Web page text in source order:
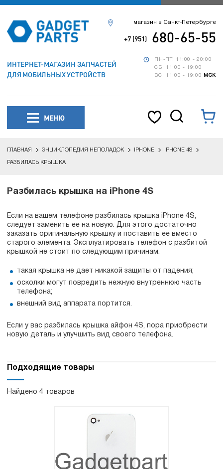
ИНТЕРНЕТ-МАГАЗИН ЗАПЧАСТЕЙ
ДЛЯ МОБИЛЬНЫХ УСТРОЙСТВ
ПН-ПТ: 11:00 - 20:00
СБ: 11:00 - 19:00
ВС: 11:00 - 19:00
МСК
магазин в Санкт-Петербурге
+7 (951) 680-65-55
МЕНЮ
ГЛАВНАЯ ЭНЦИКЛОПЕДИЯ НЕПОЛАДОК IPHONE IPHONE 4S
РАЗБИЛАСЬ КРЫШКА
Разбилась крышка на iPhone 4S
Если на вашем телефоне разбилась крышка iPhone 4S,
следует заменить ее на новую. Для этого достаточно
заказать оригинальную крышку и поставить ее вместо
старого элемента. Эксплуатировать телефон с разбитой
крышкой не стоит по следующим причинам:
такая крышка не дает никакой защиты от падения;
осколки могут повредить нежную внутреннюю часть
телефона;
внешний вид аппарата портится.
Если у вас разбилась крышка айфон 4S, пора приобрести
новую деталь и улучшить вид своего телефона.
Подходящие товары
Найдено 4 товаров